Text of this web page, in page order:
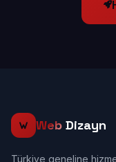
Web Dizayn
Türkiye geneline